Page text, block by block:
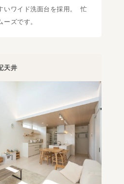
いワイド洗面台を採用。 忙
ーズです。
天井